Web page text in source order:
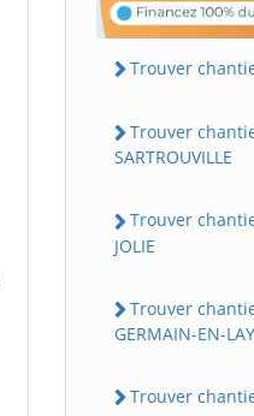
Trouver
Trouver
SARTROUVILLE
Trouver
JOLIE
Trouver
GERMAIN-EN-
Trouver